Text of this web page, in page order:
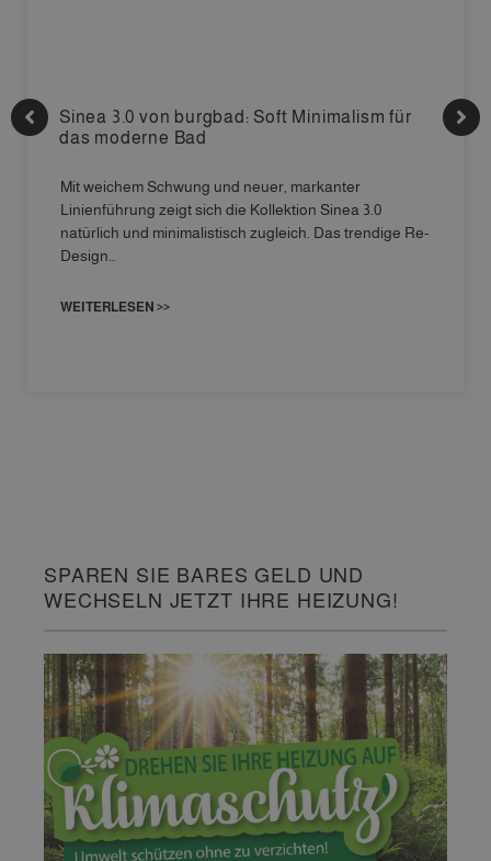
Sinea 3.0 von burgbad: Soft Minimalism für
das moderne Bad
Mit weichem Schwung und neuer, markanter
Linienführung zeigt sich die Kollektion Sinea 3.0
natürlich und minimalistisch zugleich. Das trendige Re-
Design…
WEITERLESEN >>
SPAREN SIE BARES GELD UND
WECHSELN JETZT IHRE HEIZUNG!